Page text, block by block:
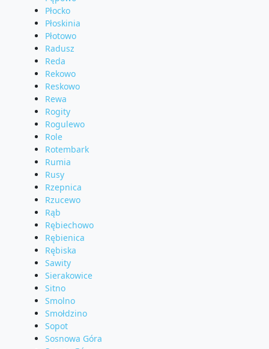
Płocko
Płoskinia
Płotowo
Radusz
Reda
Rekowo
Reskowo
Rewa
Rogity
Rogulewo
Role
Rotembark
Rumia
Rusy
Rzepnica
Rzucewo
Rąb
Rębiechowo
Rębienica
Rębiska
Sawity
Sierakowice
Sitno
Smolno
Smołdzino
Sopot
Sosnowa Góra